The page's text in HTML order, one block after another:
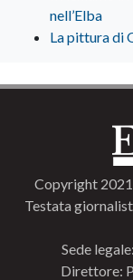
nell’Elba
La pittura di
Copyright
Testata
Sede
Direttore: